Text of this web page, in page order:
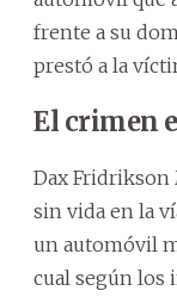
frente a su
prestó a la
El crimen
Dax Fridrikson
sin vida en la
un automóvil
cual según los